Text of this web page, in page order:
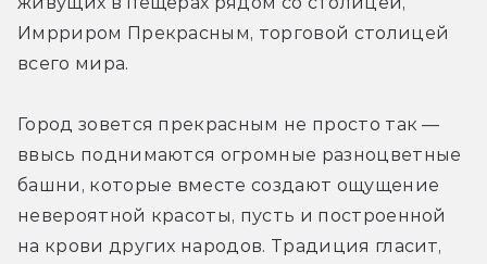
Имрриром Прекрасным, торговой столицей
всего мира.
Город зовется прекрасным не просто так —
ввысь поднимаются огромные разноцветные
башни, которые вместе создают ощущение
невероятной красоты, пусть и построенной
на крови других народов. Традиция гласит,